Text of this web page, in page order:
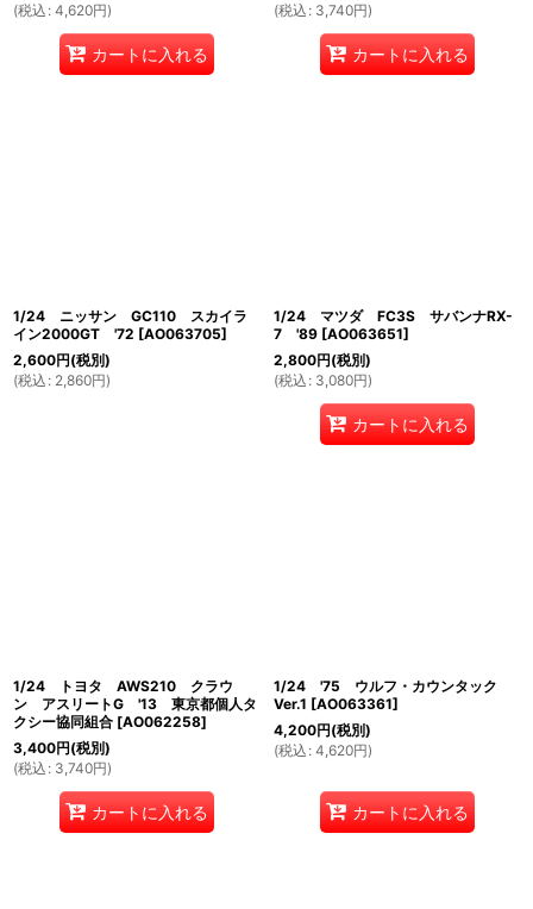
(税込 : 4,620円)
カートに入れる
(税込 : 3,740円)
カートに入れる
1/24 ニッサン GC110 スカイラ
イン2000GT '72 [AO063705]
2,600円(税別)
(税込 : 2,860円)
1/24 マツダ FC3S サバンナRX-
7 '89 [AO063651]
2,800円(税別)
(税込 : 3,080円)
カートに入れる
1/24 トヨタ AWS210 クラウ
ン アスリートG '13 東京都個人タ
クシー協同組合 [AO062258]
3,400円(税別)
(税込 : 3,740円)
カートに入れる
1/24 '75 ウルフ・カウンタック
Ver.1 [AO063361]
4,200円(税別)
(税込 : 4,620円)
カートに入れる